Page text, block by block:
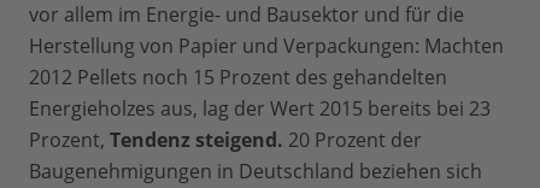
vor allem im Energie- und Bausektor und für die
Herstellung von Papier und Verpackungen: Machten
2012 Pellets noch 15 Prozent des gehandelten
Energieholzes aus, lag der Wert 2015 bereits bei 23
Prozent, Tendenz steigend. 20 Prozent der
Baugenehmigungen in Deutschland beziehen sich